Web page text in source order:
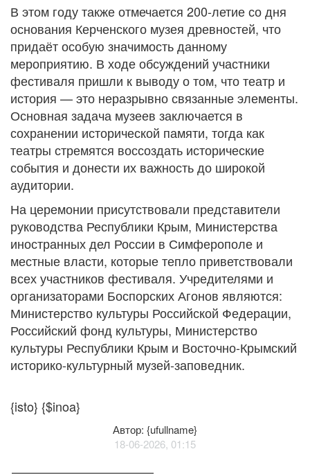
В этом году также отмечается 200-летие со дня
основания Керченского музея древностей, что
придаёт особую значимость данному
мероприятию. В ходе обсуждений участники
фестиваля пришли к выводу о том, что театр и
история — это неразрывно связанные элементы.
Основная задача музеев заключается в
сохранении исторической памяти, тогда как
театры стремятся воссоздать исторические
события и донести их важность до широкой
аудитории.
На церемонии присутствовали представители
руководства Республики Крым, Министерства
иностранных дел России в Симферополе и
местные власти, которые тепло приветствовали
всех участников фестиваля. Учредителями и
организаторами Боспорских Агонов являются:
Министерство культуры Российской Федерации,
Российский фонд культуры, Министерство
культуры Республики Крым и Восточно-Крымский
историко-культурный музей-заповедник.
{isto} {$inoa}
Автор: {ufullname}
18-06-2026, 01:15